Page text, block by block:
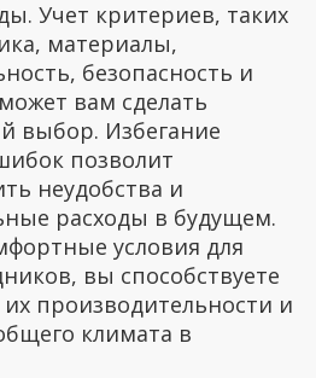
Учет критериев, таких
материалы,
безопасность и
вам сделать
выбор. Избегание
позволит
неудобства и
расходы в будущем.
условия для
вы способствуете
производительности и
климата в